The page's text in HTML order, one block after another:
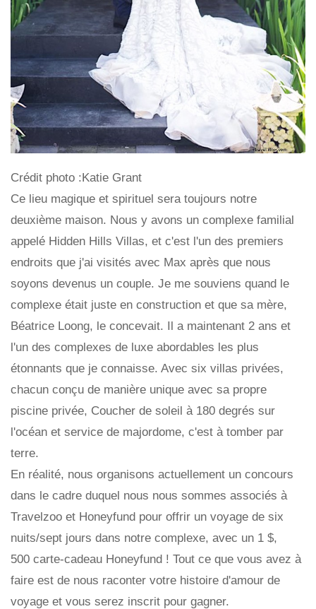
Crédit photo :Katie Grant
Ce lieu magique et spirituel sera toujours notre
deuxième maison. Nous y avons un complexe familial
appelé Hidden Hills Villas, et c'est l'un des premiers
endroits que j'ai visités avec Max après que nous
soyons devenus un couple. Je me souviens quand le
complexe était juste en construction et que sa mère,
Béatrice Loong, le concevait. Il a maintenant 2 ans et
l'un des complexes de luxe abordables les plus
étonnants que je connaisse. Avec six villas privées,
chacun conçu de manière unique avec sa propre
piscine privée, Coucher de soleil à 180 degrés sur
l'océan et service de majordome, c'est à tomber par
terre.
En réalité, nous organisons actuellement un concours
dans le cadre duquel nous nous sommes associés à
Travelzoo et Honeyfund pour offrir un voyage de six
nuits/sept jours dans notre complexe, avec un 1 $,
500 carte-cadeau Honeyfund ! Tout ce que vous avez à
faire est de nous raconter votre histoire d'amour de
voyage et vous serez inscrit pour gagner.